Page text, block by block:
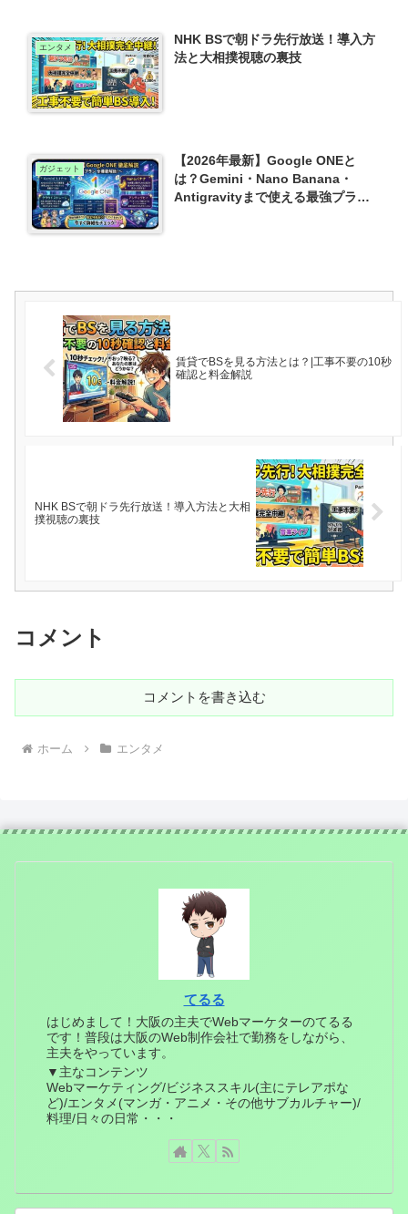
エンタメ
NHK BSで朝ドラ先行放送！導入方
法と大相撲視聴の裏技
ガジェット
【2026年最新】Google ONEと
は？Gemini・Nano Banana・
Antigravityまで使える最強プラン
賃貸でBSを見る方法とは？|工事不要の10秒
確認と料金解説
NHK BSで朝ドラ先行放送！導入方法と大相
撲視聴の裏技
コメント
コメントを書き込む
ホーム エンタメ
てるる
はじめまして！大阪の主夫でWebマーケターのてるる
です！普段は大阪のWeb制作会社で勤務をしながら、
主夫をやっています。
▼主なコンテンツ
Webマーケティング/ビジネススキル(主にテレアポな
ど)/エンタメ(マンガ・アニメ・その他サブカルチャー)/
料理/日々の日常・・・